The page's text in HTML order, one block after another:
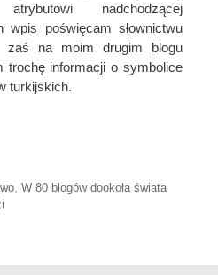
atrybutowi nadchodzącej
wpis poświęcam słownictwu
zaś na moim drugim blogu
trochę informacji o symbolice
turkijskich.
W 80 blogów dookoła świata